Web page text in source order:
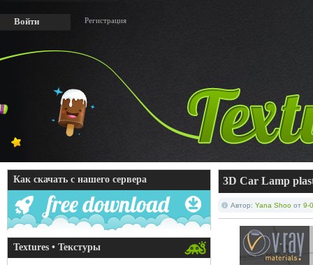
Войти Регистрация
Как скачать с нашего сервера
Textures • Текстуры
3D Car Lamp
Автор: Yana Shoo от 9-